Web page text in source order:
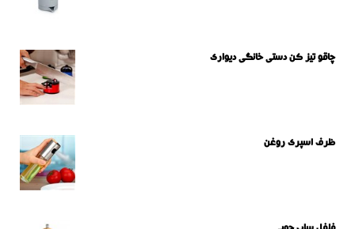
چاقو تیز کن دستی خانگی دیواری
ظرف اسپری روغن